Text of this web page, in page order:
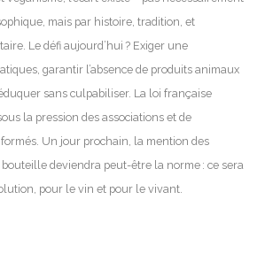
mais par histoire, tradition, et
Le défi aujourd’hui ? Exiger une
garantir l’absence de produits animaux
sans culpabiliser. La loi française
la pression des associations et de
Un jour prochain, la mention des
deviendra peut-être la norme : ce sera
pour le vin et pour le vivant.